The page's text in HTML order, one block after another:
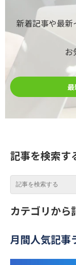
新着記事や最
お
記事を検索す
カテゴリから
月間人気記事